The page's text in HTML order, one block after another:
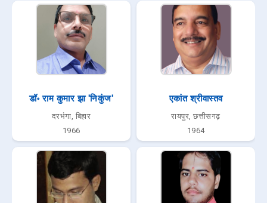
डॉ॰ राम कुमार झा 'निकुंज'
दरभंगा, बिहार
1966
एकांत श्रीवास्तव
रायपुर, छत्तीसगढ़
1964